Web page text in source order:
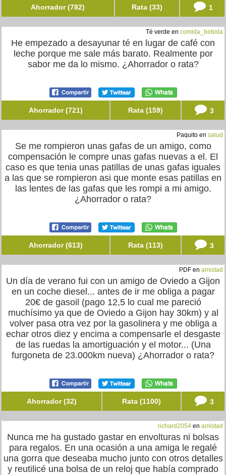
Ahorrador (782) Rata (33) 1
Té verde en comida_bebida
He empezado a desayunar té en lugar de café con
leche porque me sale más barato. Realmente por
sabor me da lo mismo. ¿Ahorrador o rata?
Ahorrador (721) Rata (159) 3
Paquito en salud
Se me rompieron unas gafas de un amigo, como
compensación le compre unas gafas nuevas a el. El
caso es que tenia unas patillas de unas gafas iguales
a las que se rompieron asi que monte esas patillas en
las lentes de las gafas que les rompi a mi amigo.
¿Ahorrador o rata?
Ahorrador (613) Rata (113) 3
PDF en amistad
Un día de verano fui con un amigo de Oviedo a Gijon
en un coche diesel... antes de ir me obliga a pagar
20€ de gasoil (pago 12,5 lo cual me pareció
muchísimo ya que de Oviedo a Gijon hay 30km) y al
volver pasa otra vez por la gasolinera y me obliga a
echar otros diez y encima a compensarle el desgaste
de las ruedas la amortiguación y el motor... (Una
furgoneta de 23.000km nueva) ¿Ahorrador o rata?
Ahorrador (32) Rata (1100) 3
richard2054 en amistad
Nunca me ha gustado gastar en envolturas ni bolsas
para regalos. En una ocasión a una amiga le regalé
una gorra que deseaba mucho junto con otros detalles
y reutilicé una bolsa de un reloj que había comprado